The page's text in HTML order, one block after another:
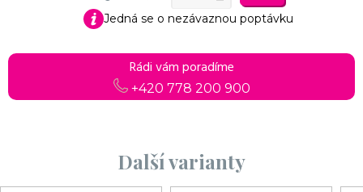
Jedná se o nezávaznou poptávku
Rádi vám poradíme
+420 778 200 900
Další varianty